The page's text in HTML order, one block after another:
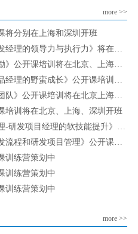
more >>
将分别在上海和深圳开班
2024《从技术走向管理—研发经理的领导力与执行力》将在北上深开班
2024《研发人员的考核与激励》公开课培训将在北京、上海、深圳开班
2024《如何打造高效的研发团队》公开课培训将在北京上海深圳开班
培训将在北京、上海、深圳开班
2024《市场驱动的新产品开发流程和研发项目管理》公开课培训将在北上深开班
训练营策划中
训练营策划中
训练营策划中
more >>